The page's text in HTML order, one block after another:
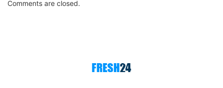
Comments are closed.